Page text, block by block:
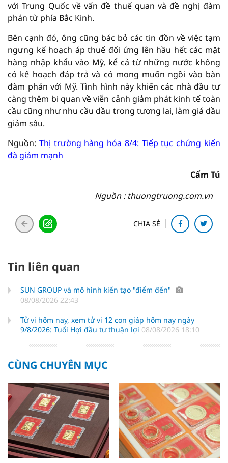
với Trung Quốc về vấn đề thuế quan và đề nghị đàm
phán từ phía Bắc Kinh.
Bên cạnh đó, ông cũng bác bỏ các tin đồn về việc tạm
ngưng kế hoạch áp thuế đối ứng lên hầu hết các mặt
hàng nhập khẩu vào Mỹ, kể cả từ những nước không
có kế hoạch đáp trả và có mong muốn ngồi vào bàn
đàm phán với Mỹ. Tình hình này khiến các nhà đầu tư
càng thêm bi quan về viễn cảnh giảm phát kinh tế toàn
cầu cũng như nhu cầu dầu trong tương lai, làm giá dầu
giảm sâu.
Nguồn: Thị trường hàng hóa 8/4: Tiếp tục chứng kiến
đà giảm mạnh
Cẩm Tú
Nguồn : thuongtruong.com.vn
CHIA SẺ
Tin liên quan
SUN GROUP và mô hình kiến tạo "điểm đến"
08/08/2026 22:43
Tử vi hôm nay, xem tử vi 12 con giáp hôm nay ngày
9/8/2026: Tuổi Hợi đầu tư thuận lợi 08/08/2026 18:10
CÙNG CHUYÊN MỤC